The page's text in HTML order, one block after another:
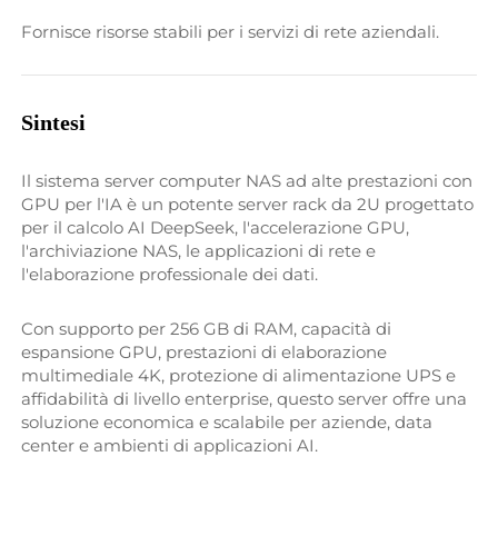
Fornisce risorse stabili per i servizi di rete aziendali.
Sintesi
Il sistema server computer NAS ad alte prestazioni con
GPU per l'IA è un potente server rack da 2U progettato
per il calcolo AI DeepSeek, l'accelerazione GPU,
l'archiviazione NAS, le applicazioni di rete e
l'elaborazione professionale dei dati.
Con supporto per 256 GB di RAM, capacità di
espansione GPU, prestazioni di elaborazione
multimediale 4K, protezione di alimentazione UPS e
affidabilità di livello enterprise, questo server offre una
soluzione economica e scalabile per aziende, data
center e ambienti di applicazioni AI.